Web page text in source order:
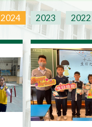
2024 2023 2022